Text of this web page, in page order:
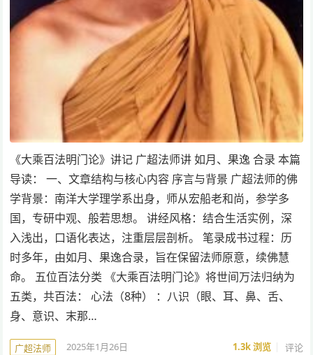
《大乘百法明门论》讲记 广超法师讲 如月、果逸 合录 本篇
导读： 一、文章结构与核心内容 序言与背景 广超法师的佛
学背景：南洋大学理学系出身，师从宏船老和尚，参学多
国，专研中观、般若思想。 讲经风格：结合生活实例，深
入浅出，口语化表达，注重层层剖析。 笔录成书过程：历
时多年，由如月、果逸合录，旨在保留法师原意，续佛慧
命。 五位百法分类 《大乘百法明门论》将世间万法归纳为
五类，共百法： 心法（8种） ：八识（眼、耳、鼻、舌、
身、意识、末那…
广超法师 2025年1月26日 1.3k浏览 评论